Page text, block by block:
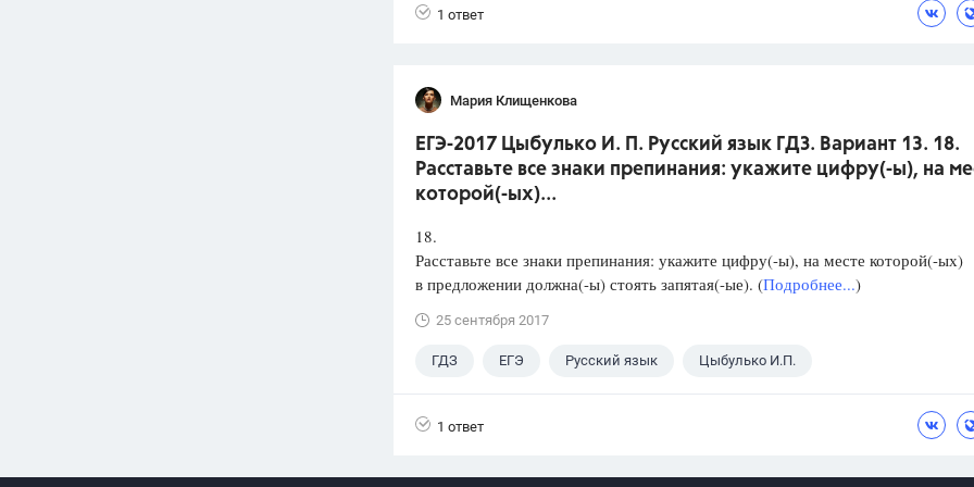
1 ответ
Мария Клищенкова
ЕГЭ-2017 Цыбулько И. П. Русский язык ГДЗ. Вариант 13. 18.
Расставьте все знаки препинания: укажите цифру(-ы), на
которой(-ых)...
18.
Расставьте все знаки препинания: укажите цифру(-ы), на месте которой(-ых)
в предложении должна(-ы) стоять запятая(-ые). (Подробнее...)
25 сентября 2017
ГДЗ ЕГЭ Русский язык Цыбулько И.П.
1 ответ